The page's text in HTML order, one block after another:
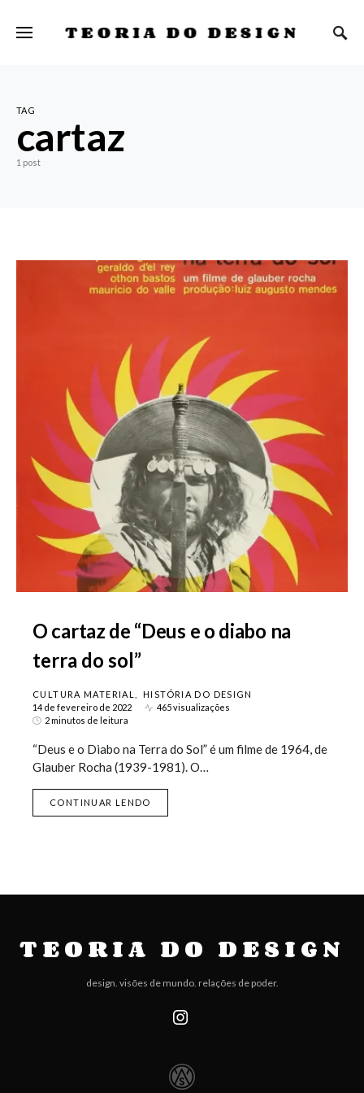
TEORIA DO DESIGN
TAG
cartaz
1 post
O cartaz de “Deus e o diabo na
terra do sol”
CULTURA MATERIAL
HISTÓRIA DO DESIGN
14 de fevereiro de 2022
465 visualizações
2 minutos de leitura
“Deus e o Diabo na Terra do Sol” é um filme de 1964, de
Glauber Rocha (1939-1981). O…
CONTINUAR LENDO
TEORIA DO DESIGN
design. visões de mundo. relações de poder.